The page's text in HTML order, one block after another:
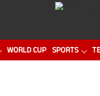
WORLD CUP SPORTS